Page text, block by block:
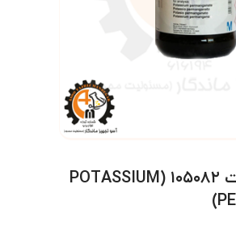
پتاسیم پرمنگنات ۱۰۵۰۸۲ (POTASSIUM